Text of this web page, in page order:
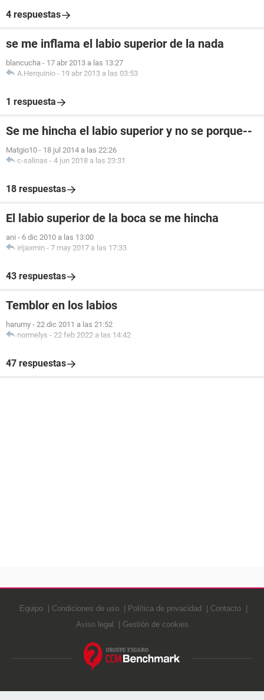
4 respuestas
se me inflama el labio superior de la nada
blancucha - 17 abr 2013 a las 13:27
A.Herquinio - 19 abr 2013 a las 03:53
1 respuesta
Se me hincha el labio superior y no se porque--
Matgio10 - 18 jul 2014 a las 22:26
c-salinas - 4 jun 2018 a las 23:31
18 respuestas
El labio superior de la boca se me hincha
ani - 6 dic 2010 a las 13:00
irijaxmin - 7 may 2017 a las 17:33
43 respuestas
Temblor en los labios
harumy - 22 dic 2011 a las 21:52
normelys - 22 feb 2022 a las 14:42
47 respuestas
Equipo Condiciones de uso Política de privacidad
Contacto
Aviso legal
Gestión de cookies